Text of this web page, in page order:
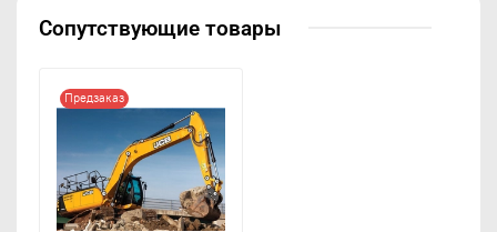
Сопутствующие товары
Предзаказ